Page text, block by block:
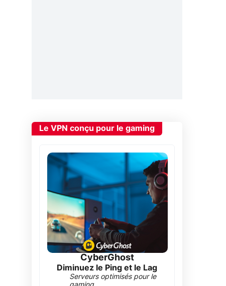
Le VPN conçu pour le gaming
CyberGhost
Diminuez le Ping et le Lag
Serveurs optimisés pour le